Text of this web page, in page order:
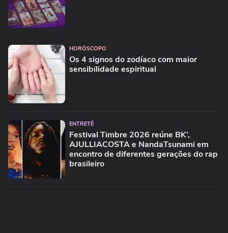
HORÓSCOPO
Os 4 signos do zodíaco com maior
sensibilidade espiritual
ENTRETÊ
Festival Timbre 2026 reúne BK’,
AJULLIACOSTA e NandaTsunami em
encontro de diferentes gerações do rap
brasileiro